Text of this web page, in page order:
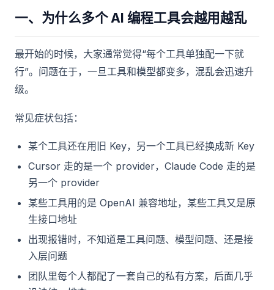
一、为什么多个 AI 编程工具会越用越乱
最开始的时候，大家通常觉得“每个工具单独配一下就
行”。问题在于，一旦工具和模型都变多，混乱会迅速升
级。
常见症状包括：
某个工具还在用旧 Key，另一个工具已经换成新 Key
Cursor 走的是一个 provider，Claude Code 走的是
另一个 provider
某些工具用的是 OpenAI 兼容地址，某些工具又是原
生接口地址
出现报错时，不知道是工具问题、模型问题、还是接
入层问题
团队里每个人都配了一套自己的私有方案，后面几乎